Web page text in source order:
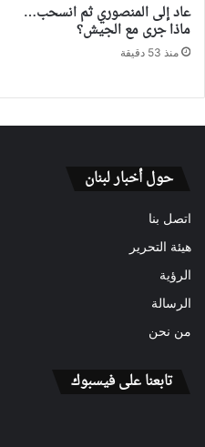
عاد إلى المنصوري ثم انسحب…
ماذا جرى مع الجيش؟
منذ 53 دقيقة
حول أخبار لبنان
اتصل بنا
هيئة التحرير
الرؤية
الرسالة
من نحن
تابعنا على فيسبوك